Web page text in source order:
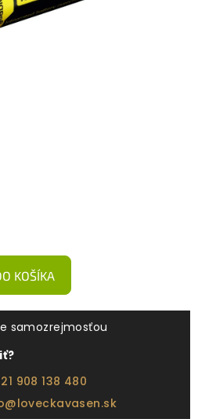
KOŠÍKA
samozrejmosťou
908 138 480